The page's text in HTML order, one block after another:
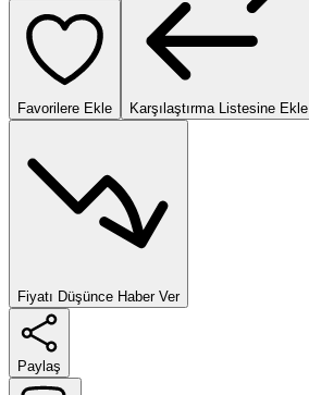
Favorilere Ekle Karşılaştırma Listesine Ekle
Fiyatı Düşünce Haber Ver
Paylaş